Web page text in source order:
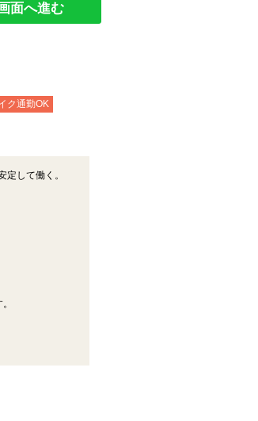
面へ進む
ク通勤OK
定して働く。